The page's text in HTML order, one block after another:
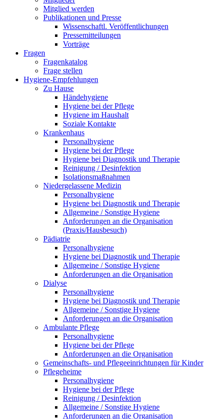
Mitglied werden
Publikationen und Presse
Wissenschaftl. Veröffentlichungen
Pressemitteilungen
Vorträge
Fragen
Fragenkatalog
Frage stellen
Hygiene-Empfehlungen
Zu Hause
Händehygiene
Hygiene bei der Pflege
Hygiene im Haushalt
Soziale Kontakte
Krankenhaus
Personalhygiene
Hygiene bei der Pflege
Hygiene bei Diagnostik und Therapie
Reinigung / Desinfektion
Isolationsmaßnahmen
Niedergelassene Medizin
Personalhygiene
Hygiene bei Diagnostik und Therapie
Allgemeine / Sonstige Hygiene
Anforderungen an die Organisation
(Praxis/Hausbesuch)
Pädiatrie
Personalhygiene
Hygiene bei Diagnostik und Therapie
Allgemeine / Sonstige Hygiene
Anforderungen an die Organisation
Dialyse
Personalhygiene
Hygiene bei Diagnostik und Therapie
Allgemeine / Sonstige Hygiene
Anforderungen an die Organisation
Ambulante Pflege
Personalhygiene
Hygiene bei der Pflege
Anforderungen an die Organisation
Gemeinschafts- und Pflegeeinrichtungen für Kinder
Pflegeheime
Personalhygiene
Hygiene bei der Pflege
Reinigung / Desinfektion
Allgemeine / Sonstige Hygiene
Anforderungen an die Organisation